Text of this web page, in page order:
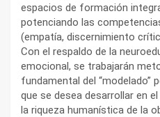
espacios de formación
potenciando las
(empatía, discernimiento
Con el respaldo de la
emocional, se trabajarán
fundamental del “modelado”
que se desea desarrollar en
la riqueza humanística de la